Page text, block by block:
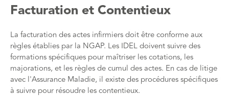
Facturation et Contentieux
La facturation des actes infirmiers doit être conforme aux
règles établies par la NGAP. Les IDEL doivent suivre des
formations spécifiques pour maîtriser les cotations, les
majorations, et les règles de cumul des actes. En cas de litige
avec l'Assurance Maladie, il existe des procédures spécifiques
à suivre pour résoudre les contentieux​​.